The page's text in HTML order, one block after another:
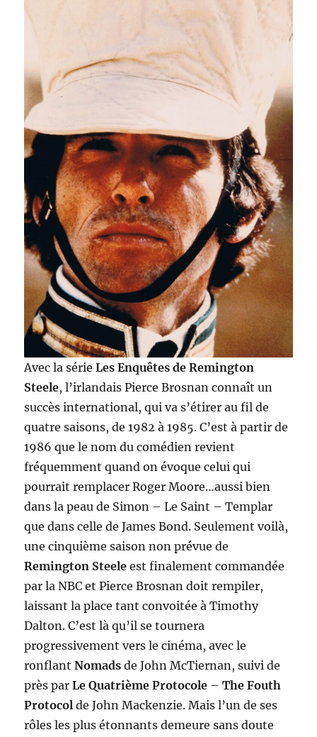
Avec la sérieLes Enquêtes de Remington
Steele, l’irlandais Pierce Brosnan connaît un
succès international, qui va s’étirer au fil de
quatre saisons, de 1982 à 1985. C’est à partir de
1986 que le nom du comédien revient
fréquemment quand on évoque celui qui
pourrait remplacer Roger Moore…aussi bien
dans la peau de Simon – Le Saint – Templar
que dans celle de James Bond. Seulement voilà,
une cinquième saison non prévue de
Remington Steele est finalement commandée
par la NBC et Pierce Brosnan doit rempiler,
laissant la place tant convoitée à Timothy
Dalton. C’est là qu’il se tournera
progressivement vers le cinéma, avec le
ronflantNomadsde John McTiernan, suivi de
près parLe Quatrième Protocole –The Fouth
Protocol de John Mackenzie. Mais l’un de ses
rôles les plus étonnants demeure sans doute